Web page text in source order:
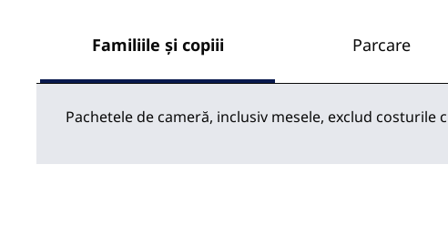
Familiile și copiii Parcare
Pachetele de cameră, inclusiv mesele, exclud costurile